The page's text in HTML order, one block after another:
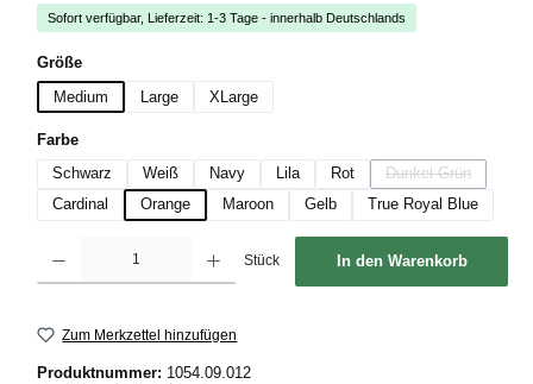
Sofort verfügbar, Lieferzeit: 1-3 Tage - innerhalb Deutschlands
Größeauswählen
Medium
Large XLarge
Farbeauswählen
Schwarz
Weiß Navy Lila Rot Dunkel Grün
(Diese Option ist
Cardinal Orange Maroon Gelb True Royal Blue
Stück In den Warenkorb
Zum Merkzettel hinzufügen
Produktnummer: 1054.09.012